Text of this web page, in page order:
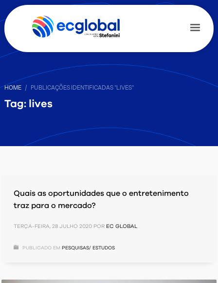
HOME PUBLICAÇÕES IDENTIFICADAS "LIVES"
Tag: lives
Quais as oportunidades que o entretenimento
traz para o mercado?
TERÇA-FEIRA, 28 JULHO 2020 POR EC GLOBAL
PUBLICADO EM PESQUISAS/ ESTUDOS